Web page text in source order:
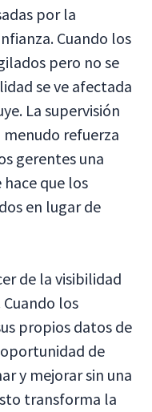
por la
Cuando los
pero no se
se ve afectada
La supervisión
menudo refuerza
gerentes una
que los
en lugar de
de la visibilidad
los
propios datos de
de
y mejorar sin una
transforma la